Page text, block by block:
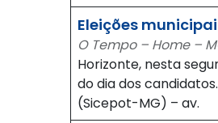
Eleições
O Tempo – Home –
Horizonte, nesta
do dia dos
(Sicepot-MG) – av.